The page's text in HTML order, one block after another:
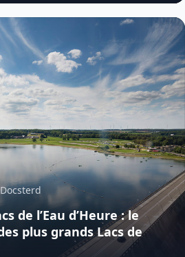
de l’Eau d’Heure : le
plus grands Lacs de